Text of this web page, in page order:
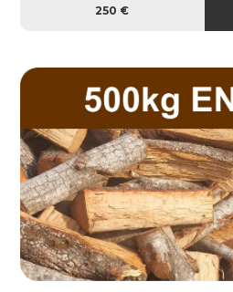
250 €